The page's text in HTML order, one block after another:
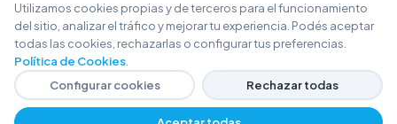
Utilizamos cookies propias y de terceros para el funcionamiento
del sitio, analizar el tráfico y mejorar tu experiencia. Podés aceptar
todas las cookies, rechazarlas o configurar tus preferencias.
Política de Cookies
Configurar cookies
Rechazar todas